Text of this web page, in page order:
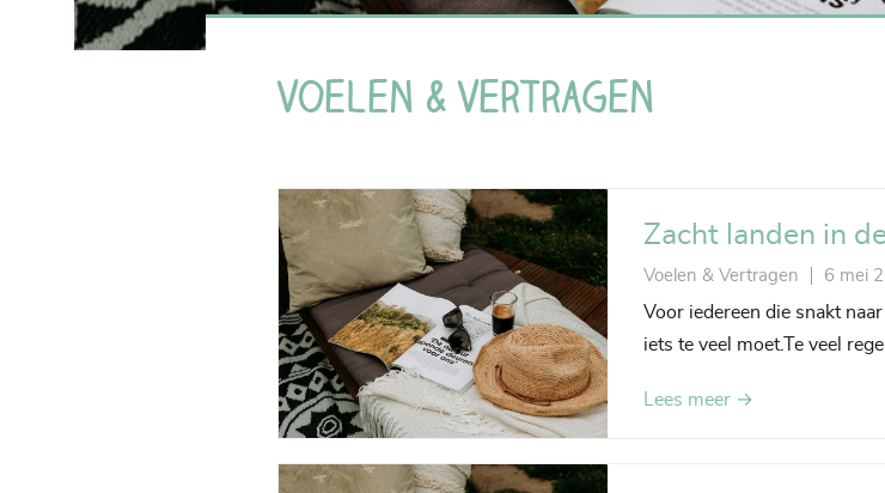
Voelen & Vertragen
Zacht landen in
Voelen & Vertragen 6 mei
Voor iedereen die snakt
iets te veel moet.Te veel
Lees meer →